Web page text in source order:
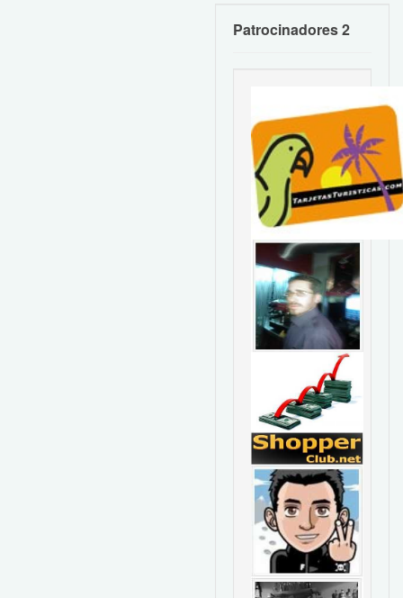
Patrocinadores 2